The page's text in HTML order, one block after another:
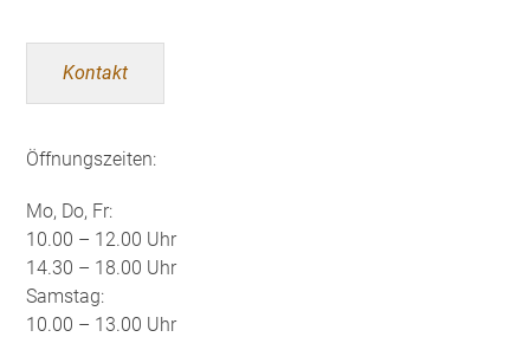
Kontakt
Öffnungszeiten:
Mo, Do, Fr:
10.00 – 12.00 Uhr
14.30 – 18.00 Uhr
Samstag:
10.00 – 13.00 Uhr